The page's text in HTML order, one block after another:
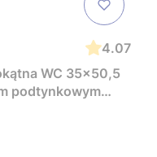
4.07
WC 35x50,5
podtynkowym